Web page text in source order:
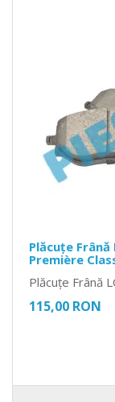
Plăcuțe Frână
Première
Plăcuțe Frână
115,00 RON